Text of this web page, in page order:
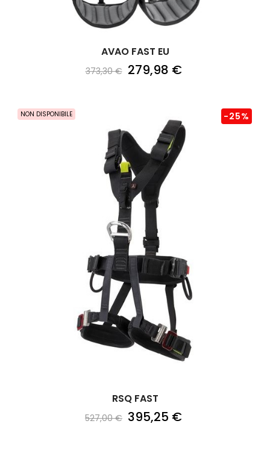
AVAO FAST EU
373,30 € 279,98 €
NON DISPONIBILE
RSQ FAST
527,00 €
-25%
395,25 €